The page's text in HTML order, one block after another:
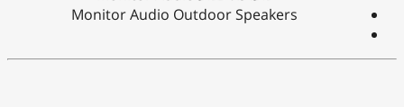
Monitor Audio Outdoor Speakers